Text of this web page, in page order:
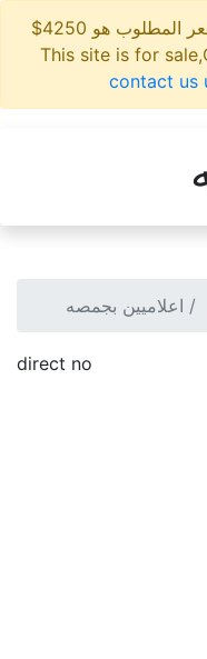
هذا الموقع معروض للبيع, السعر المطلوب هو 4250$
This site is for
contact
اعلاميين بجمصه
direct no